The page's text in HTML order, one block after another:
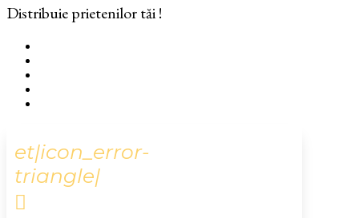
Distribuie prietenilor tăi !
et|icon_error-
triangle|
